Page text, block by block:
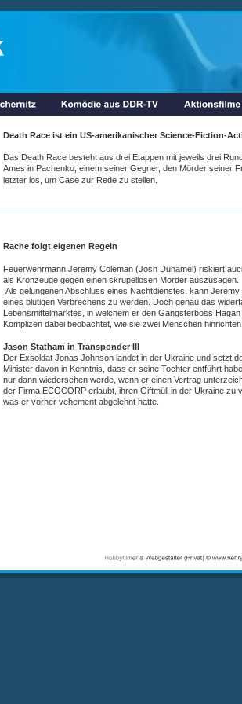
Death Race ist ein US-amerikanischer Science-Fiction-
Das Death Race besteht aus drei Etappen mit jeweils drei
Ames in Pachenko, einem seiner Gegner, den Mörder seiner
letzter los, um Case zur Rede zu stellen.
Rache folgt eigenen Regeln
Feuerwehrmann Jeremy Coleman (Josh Duhamel) riskiert
als Kronzeuge gegen einen skrupellosen Mörder auszusagen.
Als gelungenen Abschluss eines Nachtdienstes, kann
eines blutigen Verbrechens zu werden. Doch genau das
Lebensmittelmarktes, in welchem er den Gangsterboss
Komplizen dabei beobachtet, wie sie zwei Menschen hinrichten.
Jason Statham in Transponder III
Der Exsoldat Jonas Johnson landet in der Ukraine und setzt
Minister davon in Kenntnis, dass er seine Tochter entführt
nur dann wiedersehen werde, wenn er einen Vertrag
der Firma ECOCORP erlaubt, ihren Giftmüll in der Ukraine zu
was er vorher vehement abgelehnt hatte.